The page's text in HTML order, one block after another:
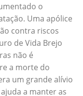
o
Uma apólice
contra riscos
de Vida Brejo
não é
a morte do
um grande alívio
a manter as